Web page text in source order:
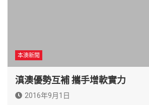
本澳新聞
滇澳優勢互補 攜手增軟實力
2016年9月1日